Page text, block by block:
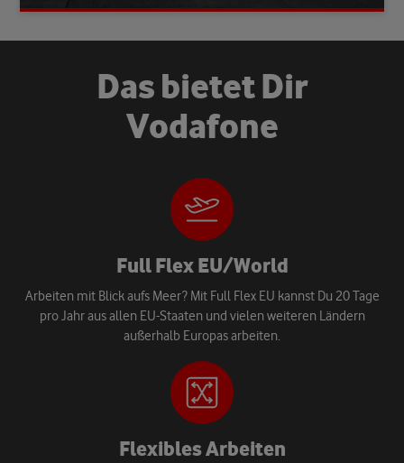
Das bietetDir
Vodafone
Full Flex EU/World
Arbeiten mit Blick aufs Meer? Mit Full Flex EU kannst Du 20 Tage
pro Jahr aus allen EU-Staaten und vielen weiteren Ländern
außerhalb Europas arbeiten.
Flexibles Arbeiten